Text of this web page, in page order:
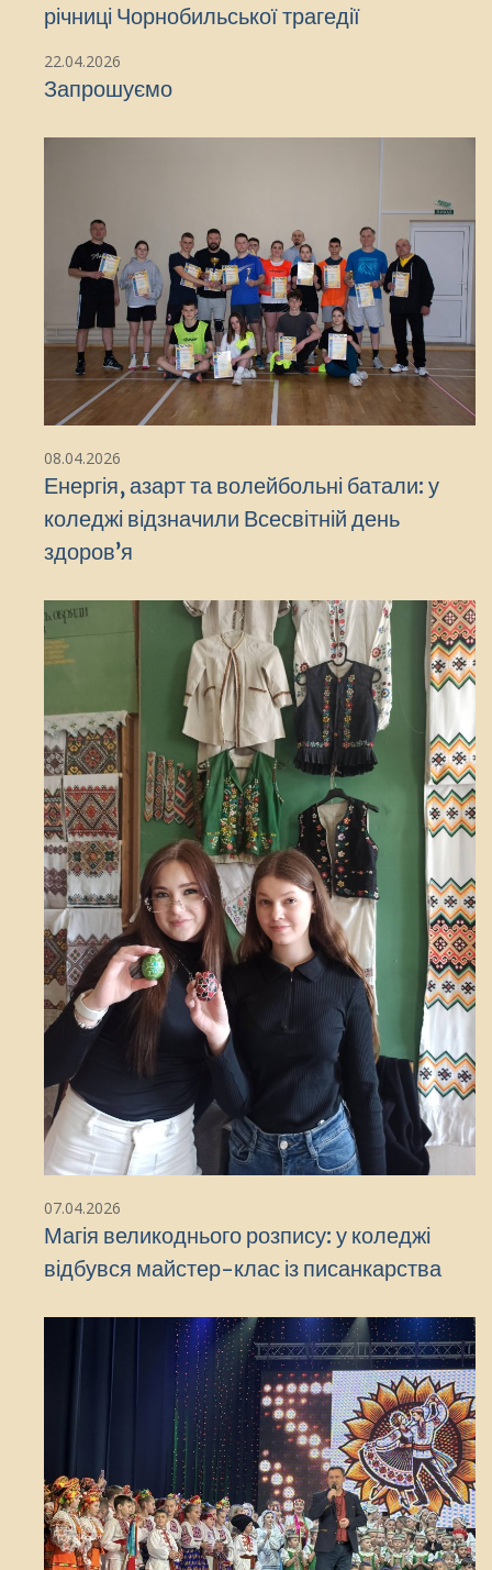
річниці Чорнобильської трагедії
22.04.2026
Запрошуємо
08.04.2026
Енергія, азарт та волейбольні батали: у
коледжі відзначили Всесвітній день
здоров’я
07.04.2026
Магія великоднього розпису: у коледжі
відбувся майстер-клас із писанкарства